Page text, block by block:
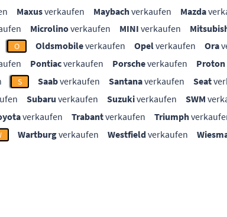
Maxusverkaufen Maybachverkaufen Mazda
Microlinoverkaufen MINI verkaufen
O Oldsmobileverkaufen Opelverkaufen Ora
Pontiacverkaufen Porscheverkaufen Proton
S Saabverkaufen Santanaverkaufen Seat
Subaru verkaufen Suzukiverkaufen SWM
verkaufen Trabantverkaufen Triumph
Wartburgverkaufen Westfieldverkaufen